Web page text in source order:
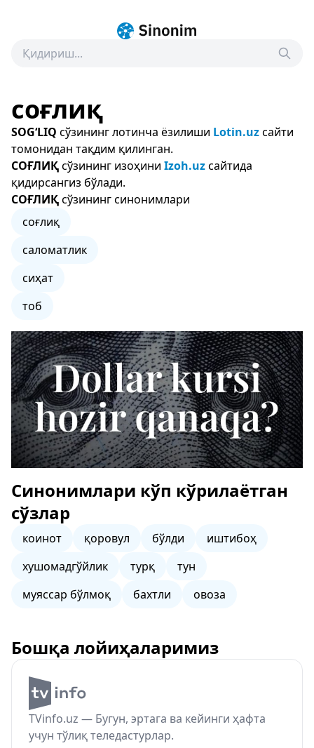
соғлиқ
SOG‘LIQ сўзининг лотинча ёзилиши Lotin.uzсайти
томонидан тақдим қилинган.
СОҒЛИҚсўзининг изоҳини Izoh.uzсайтида
қидирсангиз бўлади.
СОҒЛИҚсўзининг синонимлари
соғлиқ
саломатлик
сиҳат
тоб
Синонимлари кўп кўрилаётган
сўзлар
коинот қоровул бўлди
иштибоҳ
хушомадгўйлик
турқ
тун
муяссар бўлмоқ
бахтли овоза
Бошқа лойиҳаларимиз
TVinfo.uz — Бугун, эртага ва кейинги ҳафта
учун тўлиқ теледастурлар.